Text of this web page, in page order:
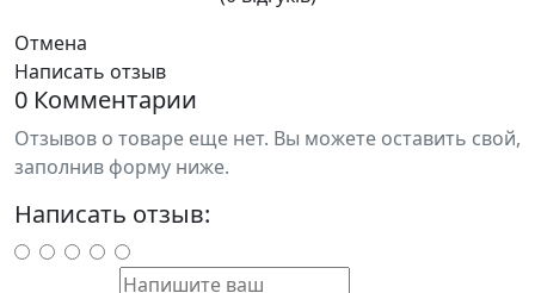
Отмена
Написать отзыв
0 Комментарии
Отзывов о товаре еще нет. Вы можете оставить свой,
заполнив форму ниже.
Написать отзыв: